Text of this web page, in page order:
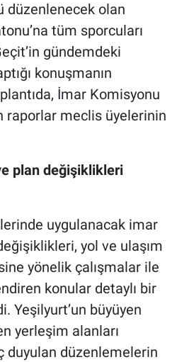
düzenlenecek olan
tüm sporcuları
gündemdeki
konuşmanın
İmar Komisyonu
raporlar meclis üyelerinin
plan değişiklikleri
uygulanacak imar
yol ve ulaşım
yönelik çalışmalar ile
konular detaylı bir
Yeşilyurt’un büyüyen
yerleşim alanları
duyulan düzenlemelerin